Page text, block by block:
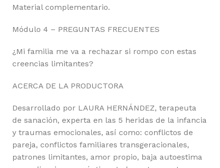
Material complementario.
Módulo 4 – PREGUNTAS FRECUENTES
¿Mi familia me va a rechazar si rompo con estas
creencias limitantes?
ACERCA DE LA PRODUCTORA
Desarrollado por LAURA HERNÁNDEZ, terapeuta
de sanación, experta en las 5 heridas de la infancia
y traumas emocionales, así como: conflictos de
pareja, conflictos familiares transgeracionales,
patrones limitantes, amor propio, baja autoestima